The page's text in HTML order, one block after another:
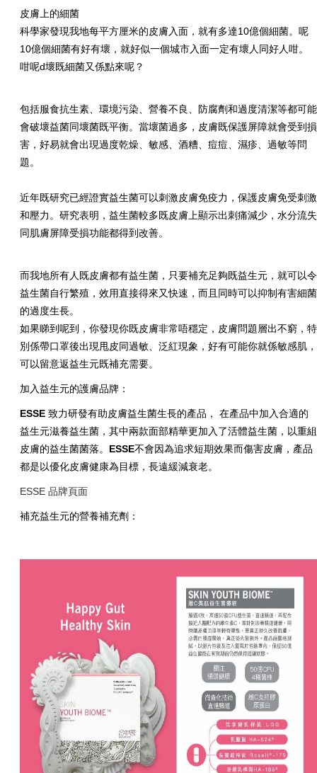
皮膚上的細菌
科學家發現我地每平方厘米的皮膚入面，就有多達10億個細菌。呢
10億個細菌有好有壞，就好似一個城市入面一定有壞人同好人咁。
咁呢d壞既細菌又係點來呢？
包括服食抗生素、環境污染、營養不良、防腐劑和過度清潔等都可能
會破壞益菌同壞菌既平衡。當壞菌過多，皮膚既保護屏障就會受到損
害，好易就會出現過度乾燥、敏感、酒糟、痘痘、濕疹、過敏等問
題。
近年既研究已經證實益生菌可以刺激皮膚免疫力，保護皮膚免受刺激
和壓力。研究表明，益生菌較多既皮膚上顯示出刺痛減少，水分流失
同肌膚屏障受損功能都得到改善。
而我地所有人既皮膚都有益生菌，只要補充足夠既益生元，就可以令
益生菌自行繁殖，效用直接得來又快速，而且同時可以抑制有害細菌
的過度生長。
如果睇到呢到，你發現你既皮膚非常唔穩定，皮膚問題層出不窮，特
別係帶口罩後出現甩皮同過敏、泛紅現象，好有可能你就係敏感肌，
可以留意返益生元既補充需要。
加入益生元的護膚品牌：
ESSE 致力研發有助皮膚益生菌生長的產品， 在產品中加入合適的
益生元滋養益生菌 ，其中兩款面部精華更加入了活體益生菌，以重組
皮膚的益生菌菌落。 ESSE不會因為追求短期效果而傷害皮膚，產品
都是以優化皮膚健康為目標，長遠緩減衰老。
ESSE 品牌頁面
補充益生元的營養補充劑：